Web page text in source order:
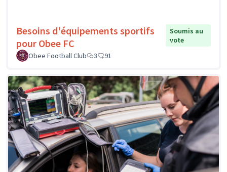
Besoins d'équipements sportifs
pour Obee FC
Soumis au
vote
Obee Football Club
3 91